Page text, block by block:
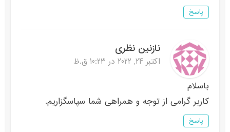
پاسخ
نازنین نظری
اکتبر 24, 2022 در 10:23 ق.ظ
باسلام
کاربر گرامی از توجه و همراهی شما سپاسگزاریم.
پاسخ